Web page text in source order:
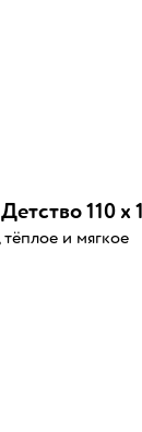
110 x
и мягкое